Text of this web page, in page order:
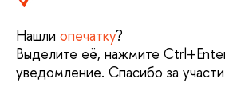
Нашли опечатку?
Выделите её, нажмите
уведомление. Спасибо за